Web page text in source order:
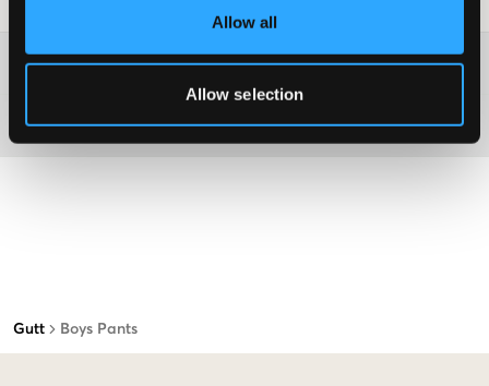
Allow all
Allow selection
Gutt Boys Pants
Washing advice
Materiale